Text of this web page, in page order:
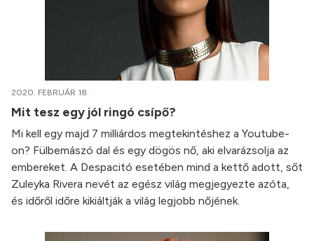
2020. FEBRUÁR 18.
Mit tesz egy jól ringó csípő?
Mi kell egy majd 7 milliárdos megtekintéshez a Youtube-
on? Fülbemászó dal és egy dögös nő, aki elvarázsolja az
embereket. A Despacitó esetében mind a kettő adott, sőt
Zuleyka Rivera nevét az egész világ megjegyezte azóta,
és időről időre kikiáltják a világ legjobb nőjének.